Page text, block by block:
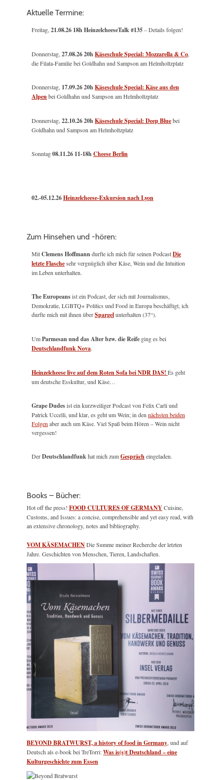
Aktuelle Termine:
Freitag,21.08.26 18h HeinzelcheeseTalk #135– Details folgen!
Donnerstag,27.08.26 20hKäseschule Special: Mozzarella & Co,
die Filata-Familie bei Goldhahn und Sampson am Helmholtzplatz
Donnerstag, 17.09.26 20hKäseschule Special: Käse aus den
Alpenbei Goldhahn und Sampson am Helmholtzplatz
Donnerstag,22.10.26 20hKäseschule Special: Deep Bluebei
Goldhahn und Sampson am Helmholtzplatz
Sonntag08.11.26 11-18hCheese Berlin
02.-05.12.26Heinzelcheese-Exkursion nach Lyon
Zum Hinsehen und -hören:
MitClemens Hoffmanndurfte ich mich für seinen PodcastDie
letzte Flaschesehr vergnüglich über Käse, Wein und die Intuition
im Leben unterhalten.
The Europeansist ein Podcast, der sich mit Journalismus,
Demokratie, LGBTQ+ Politics und Food in Europa beschäftigt, ich
durfte mich mit ihnen überSpargelunterhalten (37“).
UmParmesan und das Alter bzw. die Reife ging es bei
Deutschlandfunk Nova.
Heinzelcheese live auf dem Roten Sofa bei NDR DAS! Es geht
um deutsche Esskultur, und Käse…
Grape Dudesist ein kurzweiliger Podcast von Felix Carli und
Patrick Uccelli, und klar, es geht um Wein; in dennächsten beiden
Folgenaber auch um Käse. Viel Spaß beim Hören – Wein nicht
vergessen!
DerDeutschlandfunkhat mich zumGesprächeingeladen.
Books – Bücher:
Hot off the press! FOOD CULTURES OF GERMANYCuisine,
Customs, and Issues: a concise, comprehensible and yet easy read, with
an extensive chronology, notes and bibliography.
VOM KÄSEMACHENDie Summe meiner Recherche der letzten
Jahre. Geschichten von Menschen, Tieren, Landschaften.
BEYOND BRATWURST, a history of food in Germany, und auf
Deutsch als e-book bei TreTorri:Was is(s)t Deutschland – eine
Kulturgeschichte zum Essen